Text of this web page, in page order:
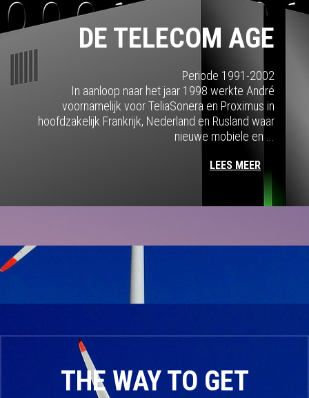
DE TELECOM AGE
Periode 1991-2002
In aanloop naar het jaar 1998 werkte André
voornamelijk voor TeliaSonera en Proximus in
hoofdzakelijk Frankrijk, Nederland en Rusland waar
nieuwe mobiele en ...
LEES MEER
THE WAY TO GET